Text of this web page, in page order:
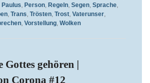
Paulus Person, Regeln, Segen, Sprache,
, Trans Trösten, Trost, Vaterunser,
, Vorstellung, Wolken
gehören |
Corona #12